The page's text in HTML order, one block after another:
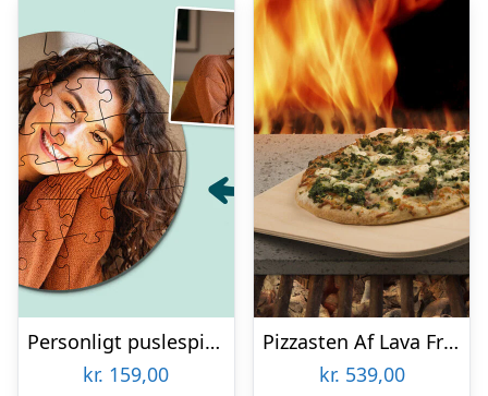
Personligt puslespil med Billede – Rundt
kr. 159,00
Pizzasten Af Lava Fra Etna
kr. 539,00